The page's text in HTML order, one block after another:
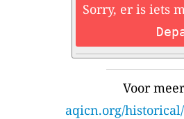
Sorry, er is iets
Voor
aqicn.org/